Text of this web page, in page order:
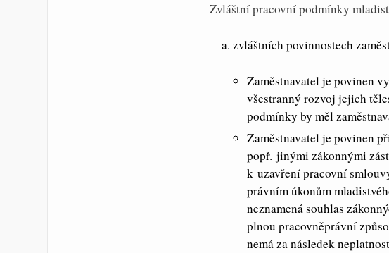
Zvláštní pracovní podmínky
zvláštních povinnostech
Zaměstnavatel je povinen
všestranný rozvoj jejich
podmínky by měl
Zaměstnavatel je povinen
popř. jinými zákonnými
k uzavření pracovní
právním úkonům
neznamená souhlas
plnou pracovněprávní
nemá za následek